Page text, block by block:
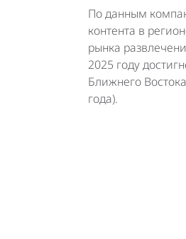
По данным
контента в
рынка
2025 году
Ближнего
года).